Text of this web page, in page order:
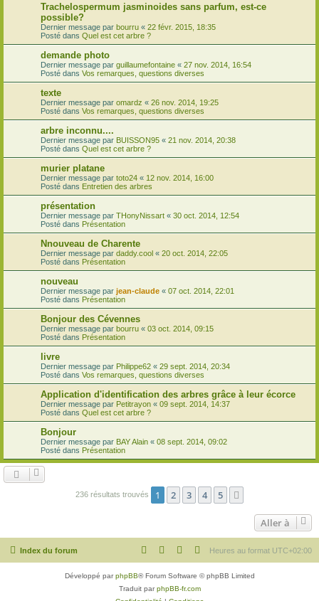
Trachelospermum jasminoides sans parfum, est-ce
possible?
Dernier message par bourru « 22 févr. 2015, 18:35
Posté dans Quel est cet arbre ?
demande photo
Dernier message par guillaumefontaine « 27 nov. 2014, 16:54
Posté dans Vos remarques, questions diverses
texte
Dernier message par omardz « 26 nov. 2014, 19:25
Posté dans Vos remarques, questions diverses
arbre inconnu....
Dernier message par BUISSON95 « 21 nov. 2014, 20:38
Posté dans Quel est cet arbre ?
murier platane
Dernier message par toto24 « 12 nov. 2014, 16:00
Posté dans Entretien des arbres
présentation
Dernier message par THonyNissart « 30 oct. 2014, 12:54
Posté dans Présentation
Nnouveau de Charente
Dernier message par daddy.cool « 20 oct. 2014, 22:05
Posté dans Présentation
nouveau
Dernier message par jean-claude « 07 oct. 2014, 22:01
Posté dans Présentation
Bonjour des Cévennes
Dernier message par bourru « 03 oct. 2014, 09:15
Posté dans Présentation
livre
Dernier message par Philippe62 « 29 sept. 2014, 20:34
Posté dans Vos remarques, questions diverses
Application d'identification des arbres grâce à leur écorce
Dernier message par Petitrayon « 09 sept. 2014, 14:37
Posté dans Quel est cet arbre ?
Bonjour
Dernier message par BAY Alain « 08 sept. 2014, 09:02
Posté dans Présentation
236 résultats trouvés 1 2 3 4 5
Aller à
Index du forum Heures au format UTC+02:00
Développé parphpBB® Forum Software © phpBB Limited
Traduit parphpBB-fr.com